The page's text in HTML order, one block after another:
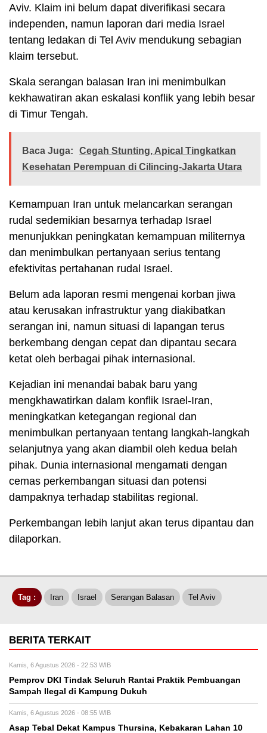
Aviv. Klaim ini belum dapat diverifikasi secara
independen, namun laporan dari media Israel
tentang ledakan di Tel Aviv mendukung sebagian
klaim tersebut.
Skala serangan balasan Iran ini menimbulkan
kekhawatiran akan eskalasi konflik yang lebih besar
di Timur Tengah.
Baca Juga:
Cegah Stunting, Apical Tingkatkan
Kesehatan Perempuan di Cilincing-Jakarta Utara
Kemampuan Iran untuk melancarkan serangan
rudal sedemikian besarnya terhadap Israel
menunjukkan peningkatan kemampuan militernya
dan menimbulkan pertanyaan serius tentang
efektivitas pertahanan rudal Israel.
Belum ada laporan resmi mengenai korban jiwa
atau kerusakan infrastruktur yang diakibatkan
serangan ini, namun situasi di lapangan terus
berkembang dengan cepat dan dipantau secara
ketat oleh berbagai pihak internasional.
Kejadian ini menandai babak baru yang
mengkhawatirkan dalam konflik Israel-Iran,
meningkatkan ketegangan regional dan
menimbulkan pertanyaan tentang langkah-langkah
selanjutnya yang akan diambil oleh kedua belah
pihak. Dunia internasional mengamati dengan
cemas perkembangan situasi dan potensi
dampaknya terhadap stabilitas regional.
Perkembangan lebih lanjut akan terus dipantau dan
dilaporkan.
Tag : Iran Israel Serangan Balasan Tel Aviv
BERITA TERKAIT
Kamis, 6 Agustus 2026 - 22:53 WIB
Pemprov DKI Tindak Seluruh Rantai Praktik Pembuangan
Sampah Ilegal di Kampung Dukuh
Kamis, 6 Agustus 2026 - 08:55 WIB
Asap Tebal Dekat Kampus Thursina, Kebakaran Lahan 10